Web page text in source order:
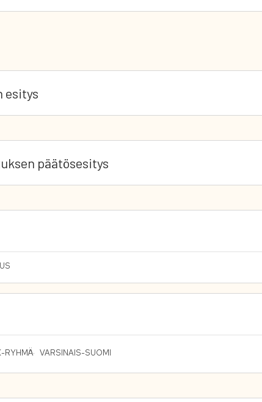
esitys
päätösesitys
RYHMÄ VARSINAIS-SUOMI